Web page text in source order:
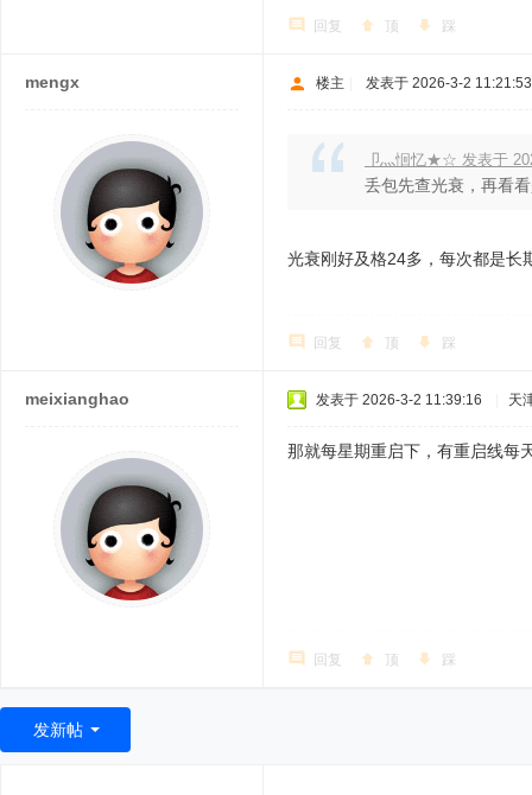
回复 顶 踩
mengx 楼主 发表于 2026-3-2 11:21:53
卩灬恛忆★☆ 发表于
丢包先查光衰，再看
光衰刚好及格24多，每次都是长
回复 顶 踩
meixianghao 发表于 2026-3-2 11:39:16 天
那就每星期重启下，有重启线每
回复 顶 踩
发新帖